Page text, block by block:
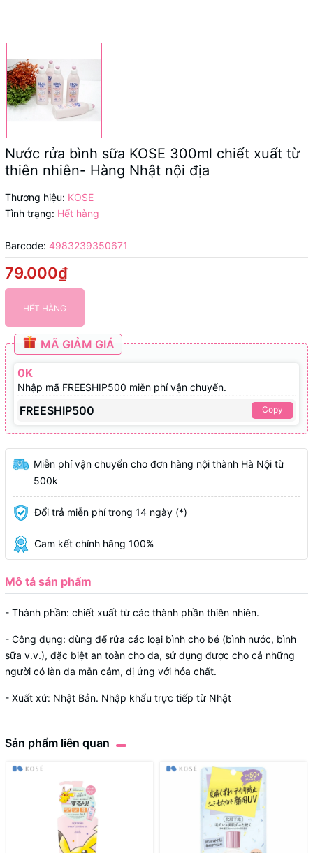
Nước rửa bình sữa KOSE 300ml chiết xuất từ
thiên nhiên- Hàng Nhật nội địa
Thương hiệu: KOSE
Tình trạng: Hết hàng
Barcode: 4983239350671
79.000₫
HẾT HÀNG
MÃ GIẢM GIÁ
0K
Nhập mã FREESHIP500 miễn phí vận chuyển.
FREESHIP500 Copy
Miễn phí vận chuyển cho đơn hàng nội thành Hà Nội từ
500k
Đổi trả miễn phí trong 14 ngày (*)
Cam kết chính hãng 100%
Mô tả sản phẩm
- Thành phần: chiết xuất từ các thành phần thiên nhiên.
- Công dụng: dùng để rửa các loại bình cho bé (bình nước, bình
sữa v.v.), đặc biệt an toàn cho da, sử dụng được cho cả những
người có làn da mẫn cảm, dị ứng với hóa chất.
- Xuất xứ: Nhật Bản. Nhập khẩu trực tiếp từ Nhật
Sản phẩm liên quan